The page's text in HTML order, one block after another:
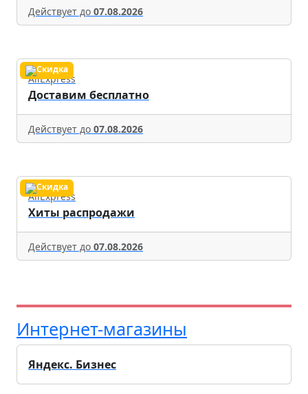
Действует до 07.08.2026
AliExpress
Доставим бесплатно
Действует до 07.08.2026
AliExpress
Хиты распродажи
Действует до 07.08.2026
Интернет-магазины
Яндекс. Бизнес